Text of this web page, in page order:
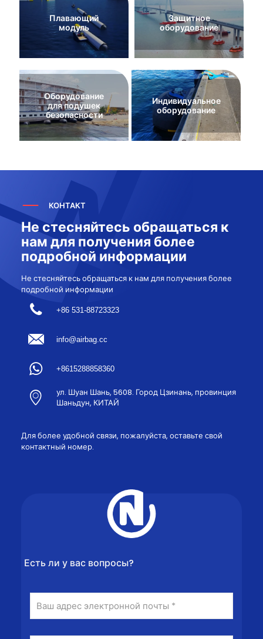
Плавающий
модуль
Защитное
оборудование
Оборудование
для подушек
безопасности
Индивидуальное
оборудование
КОНТАКТ
Не стесняйтесь обращаться к
нам для получения более
подробной информации
Не стесняйтесь обращаться к нам для получения более
подробной информации
+86 531-88723323
info@airbag.cc
+8615288858360
ул. Шуан Шань, 5608. Город Цзинань, провинция
Шаньдун, КИТАЙ
Для более удобной связи, пожалуйста, оставьте свой
контактный номер.
Есть ли у вас вопросы?